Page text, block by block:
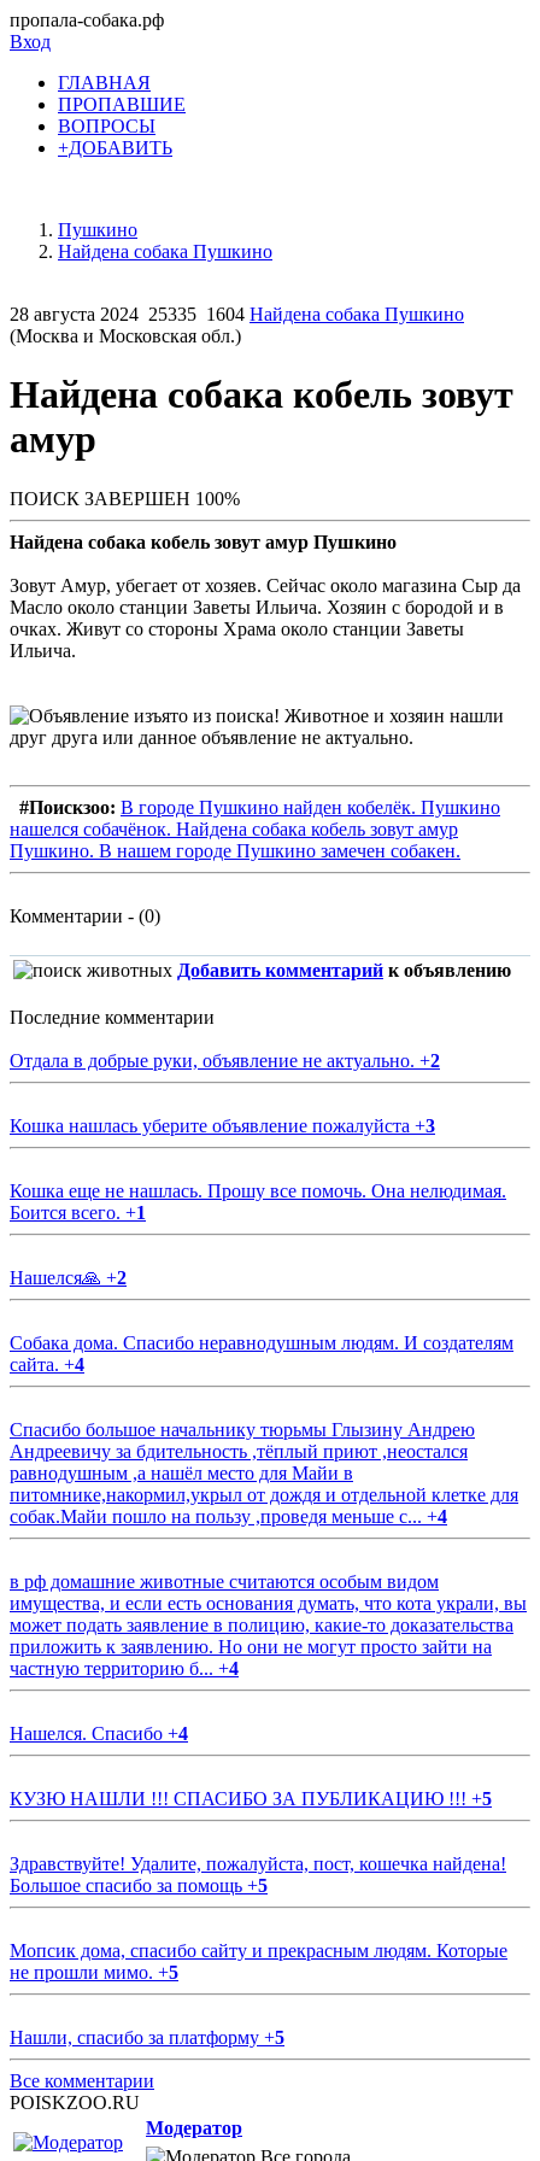
пропала-собака.рф
Вход
ГЛАВНАЯ
ПРОПАВШИЕ
ВОПРОСЫ
+ДОБАВИТЬ
Пушкино
Найдена собака Пушкино
28 августа 2024 25335 1604 Найдена собака Пушкино
(Москва и Московская обл.)
Найдена собака кобель зовут
амур
ПОИСК ЗАВЕРШЕН 100%
Найдена собака кобель зовут амур Пушкино
Зовут Амур, убегает от хозяев. Сейчас около магазина Сыр да
Масло около станции Заветы Ильича. Хозяин с бородой и в
очках. Живут со стороны Храма около станции Заветы
Ильича.
#Поискзоо: В городе Пушкино найден кобелёк. Пушкино
нашелся собачёнок. Найдена собака кобель зовут амур
Пушкино. В нашем городе Пушкино замечен собакен.
Комментарии - (0)
Добавить комментарий к объявлению
Последние комментарии
Отдала в добрые руки, объявление не актуально. +2
Кошка нашлась уберите объявление пожалуйста +3
Кошка еще не нашлась. Прошу все помочь. Она нелюдимая.
Боится всего. +1
Нашелся🙏 +2
Собака дома. Спасибо неравнодушным людям. И создателям
сайта. +4
Спасибо большое начальнику тюрьмы Глызину Андрею
Андреевичу за бдительность ,тёплый приют ,неостался
равнодушным ,а нашёл место для Майи в
питомнике,накормил,укрыл от дождя и отдельной клетке для
собак.Майи пошло на пользу ,проведя меньше с... +4
в рф домашние животные считаются особым видом
имущества, и если есть основания думать, что кота украли, вы
может подать заявление в полицию, какие-то доказательства
приложить к заявлению. Но они не могут просто зайти на
частную территорию б... +4
Нашелся. Спасибо +4
КУЗЮ НАШЛИ !!! СПАСИБО ЗА ПУБЛИКАЦИЮ !!! +5
Здравствуйте! Удалите, пожалуйста, пост, кошечка найдена!
Большое спасибо за помощь +5
Мопсик дома, спасибо сайту и прекрасным людям. Которые
не прошли мимо. +5
Нашли, спасибо за платформу +5
Все комментарии
POISKZOO.RU
Модератор
Все города